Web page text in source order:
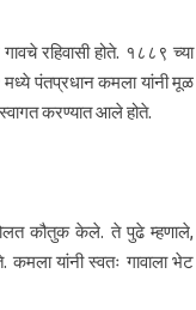
रहिवासी होते. १८८९ च्या
मध्ये पंतप्रधान कमला यांनी मूळ
स्वागत करण्यात आले होते.
कौतुक केले. ते पुढे म्हणाले,
कमला यांनी स्वतः गावाला भेट